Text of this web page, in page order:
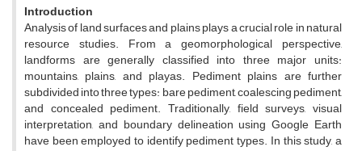
Introduction
Analysis of land surfaces and plains plays a crucial role in natural
resource studies. From a geomorphological perspective,
landforms are generally classified into three major units:
mountains, plains, and playas. Pediment plains are further
subdivided into three types: bare pediment, coalescing pediment,
and concealed pediment. Traditionally, field surveys, visual
interpretation, and boundary delineation using Google Earth
have been employed to identify pediment types. In this study, a